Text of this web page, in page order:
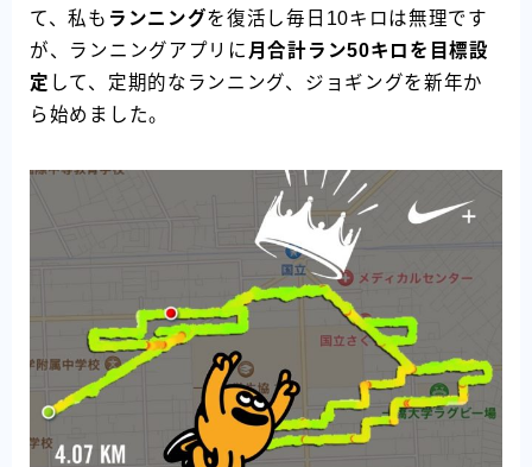
会社案内
て、私も ランニングを復活し毎日10キロは無理です
が、ランニングアプリに 月合計ラン50キロを目標設
定 して、定期的なランニング、ジョギングを新年か
ら始めました。